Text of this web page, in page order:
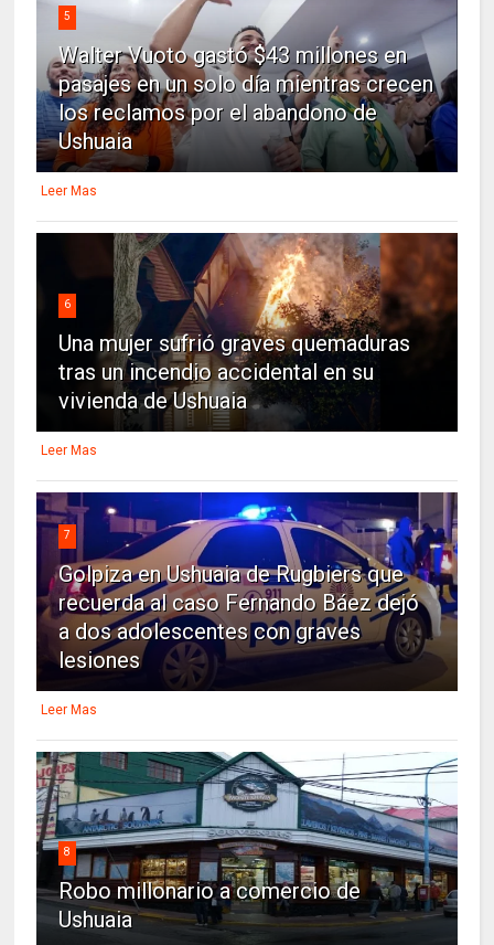
5
Walter Vuoto gastó $43 millones en
pasajes en un solo día mientras crecen
los reclamos por el abandono de
Ushuaia
Leer Mas
6
Una mujer sufrió graves quemaduras
tras un incendio accidental en su
vivienda de Ushuaia
Leer Mas
7
Golpiza en Ushuaia de Rugbiers que
recuerda al caso Fernando Báez dejó
a dos adolescentes con graves
lesiones
Leer Mas
8
Robo millonario a comercio de
Ushuaia